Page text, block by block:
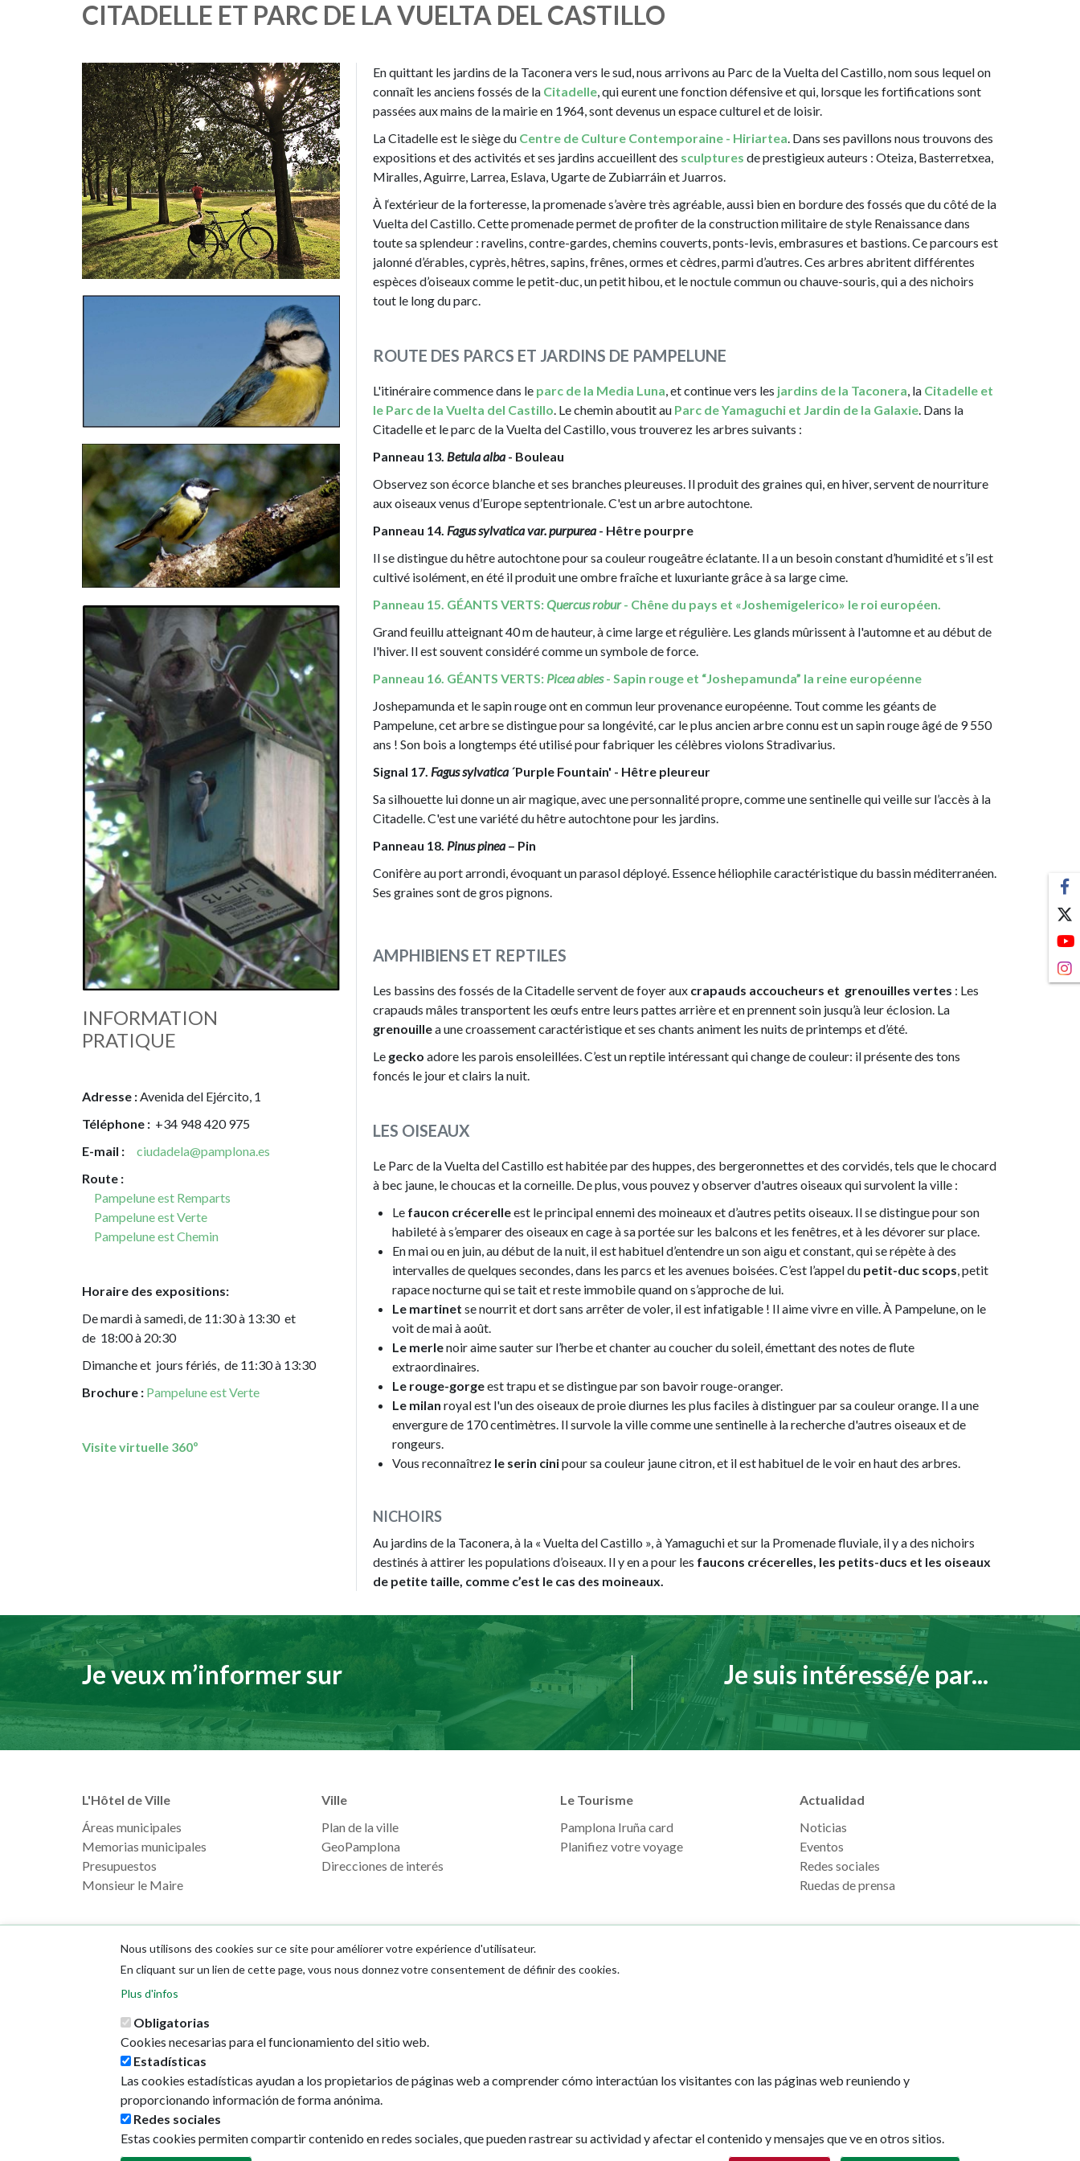
CITADELLE ET PARC DE LA VUELTA DEL CASTILLO
Imagen
Imagen
Imagen
INFORMATION
PRATIQUE
Adresse : Avenida del Ejército, 1
Téléphone : +34 948 420 975
E-mail :
ciudadela@pamplona.es
Route :
Pampelune est Remparts
Pampelune est Verte
Pampelune est Chemin
Horaire des expositions:
De mardi à samedi, de 11:30 à 13:30 et
de 18:00 à 20:30
Dimanche et jours fériés, de 11:30 à 13:30
Brochure : Pampelune est Verte
Visite virtuelle 360º
En quittant les jardins de la Taconera vers le sud, nous arrivons au Parc de la Vuelta del Castillo, nom sous lequel on
connaît les anciens fossés de la Citadelle, qui eurent une fonction défensive et qui, lorsque les fortifications sont
passées aux mains de la mairie en 1964, sont devenus un espace culturel et de loisir.
La Citadelle est le siège du Centre de Culture Contemporaine - Hiriartea. Dans ses pavillons nous trouvons des
expositions et des activités et ses jardins accueillent des sculptures de prestigieux auteurs : Oteiza, Basterretxea,
Miralles, Aguirre, Larrea, Eslava, Ugarte de Zubiarráin et Juarros.
À l‘extérieur de la forteresse, la promenade s’avère très agréable, aussi bien en bordure des fossés que du côté de la
Vuelta del Castillo. Cette promenade permet de profiter de la construction militaire de style Renaissance dans
toute sa splendeur : ravelins, contre-gardes, chemins couverts, ponts-levis, embrasures et bastions. Ce parcours est
jalonné d’érables, cyprès, hêtres, sapins, frênes, ormes et cèdres, parmi d’autres. Ces arbres abritent différentes
espèces d’oiseaux comme le petit-duc, un petit hibou, et le noctule commun ou chauve-souris, qui a des nichoirs
tout le long du parc.
ROUTE DES PARCS ET JARDINS DE PAMPELUNE
L'itinéraire commence dans le parc de la Media Luna, et continue vers les jardins de la Taconera, la Citadelle et
le Parc de la Vuelta del Castillo. Le chemin aboutit au Parc de Yamaguchi et Jardin de la Galaxie. Dans la
Citadelle et le parc de la Vuelta del Castillo, vous trouverez les arbres suivants :
Panneau 13. Betula alba - Bouleau
Observez son écorce blanche et ses branches pleureuses. Il produit des graines qui, en hiver, servent de nourriture
aux oiseaux venus d’Europe septentrionale. C'est un arbre autochtone.
Panneau 14. Fagus sylvatica var. purpurea - Hêtre pourpre
Il se distingue du hêtre autochtone pour sa couleur rougeâtre éclatante. Il a un besoin constant d’humidité et s’il est
cultivé isolément, en été il produit une ombre fraîche et luxuriante grâce à sa large cime.
Panneau 15. GÉANTS VERTS:Quercus robur- Chêne du pays et «Joshemigelerico» le roi européen.
Grand feuillu atteignant 40 m de hauteur, à cime large et régulière. Les glands mûrissent à l'automne et au début de
l'hiver. Il est souvent considéré comme un symbole de force.
Panneau 16. GÉANTS VERTS: Picea abies- Sapin rouge et “Joshepamunda” la reine européenne
Joshepamunda et le sapin rouge ont en commun leur provenance européenne. Tout comme les géants de
Pampelune, cet arbre se distingue pour sa longévité, car le plus ancien arbre connu est un sapin rouge âgé de 9 550
ans ! Son bois a longtemps été utilisé pour fabriquer les célèbres violons Stradivarius.
Signal 17. Fagus sylvatica ´Purple Fountain' - Hêtre pleureur
Sa silhouette lui donne un air magique, avec une personnalité propre, comme une sentinelle qui veille sur l’accès à la
Citadelle. C'est une variété du hêtre autochtone pour les jardins.
Panneau 18. Pinus pinea – Pin
Conifère au port arrondi, évoquant un parasol déployé. Essence héliophile caractéristique du bassin méditerranéen.
Ses graines sont de gros pignons.
AMPHIBIENS ET REPTILES
Les bassins des fossés de la Citadelle servent de foyer aux crapauds accoucheurs et grenouilles vertes : Les
crapauds mâles transportent les œufs entre leurs pattes arrière et en prennent soin jusqu’à leur éclosion. La
grenouillea une croassement caractéristique et ses chants animent les nuits de printemps et d’été.
Le gecko adore les parois ensoleillées. C’est un reptile intéressant qui change de couleur: il présente des tons
foncés le jour et clairs la nuit.
LES OISEAUX
Le Parc de la Vuelta del Castillo est habitée par des huppes, des bergeronnettes et des corvidés, tels que le chocard
à bec jaune, le choucas et la corneille. De plus, vous pouvez y observer d'autres oiseaux qui survolent la ville :
Le faucon crécerelleest le principal ennemi des moineaux et d’autres petits oiseaux. Il se distingue pour son
habileté à s’emparer des oiseaux en cage à sa portée sur les balcons et les fenêtres, et à les dévorer sur place.
En mai ou en juin, au début de la nuit, il est habituel d’entendre un son aigu et constant, qui se répète à des
intervalles de quelques secondes, dans les parcs et les avenues boisées. C’est l’appel du petit-duc scops, petit
rapace nocturne qui se tait et reste immobile quand on s’approche de lui.
Le martinet se nourrit et dort sans arrêter de voler, il est infatigable ! Il aime vivre en ville. À Pampelune, on le
voit de mai à août.
Le merlenoir aime sauter sur l’herbe et chanter au coucher du soleil, émettant des notes de flute
extraordinaires.
Le rouge-gorgeest trapu et se distingue par son bavoir rouge-oranger.
Le milan royal est l'un des oiseaux de proie diurnes les plus faciles à distinguer par sa couleur orange. Il a une
envergure de 170 centimètres. Il survole la ville comme une sentinelle à la recherche d'autres oiseaux et de
rongeurs.
Vous reconnaîtrez le serin cinipour sa couleur jaune citron, et il est habituel de le voir en haut des arbres.
NICHOIRS
Au jardins de la Taconera, à la « Vuelta del Castillo », à Yamaguchi et sur la Promenade fluviale, il y a des nichoirs
destinés à attirer les populations d’oiseaux. Il y en a pour les faucons crécerelles, les petits-ducs et les oiseaux
de petite taille, comme c’est le cas des moineaux.
Je veux m’informer sur Je suis intéressé/e par...
L'Hôtel de Ville
Áreas municipales
Memorias municipales
Presupuestos
Monsieur le Maire
Ville
Plan de la ville
GeoPamplona
Direcciones de interés
Le Tourisme
Pamplona Iruña card
Planifiez votre voyage
Actualidad
Noticias
Eventos
Redes sociales
Ruedas de prensa
31001 - Pamplona
Política de privacidad
Nous utilisons des cookies sur ce site pour améliorer votre expérience d'utilisateur.
En cliquant sur un lien de cette page, vous nous donnez votre consentement de définir des cookies.
Plus d'infos
Obligatorias
Cookies necesarias para el funcionamiento del sitio web.
Estadísticas
Las cookies estadísticas ayudan a los propietarios de páginas web a comprender cómo interactúan los visitantes con las páginas web reuniendo y
proporcionando información de forma anónima.
Redes sociales
Estas cookies permiten compartir contenido en redes sociales, que pueden rastrear su actividad y afectar el contenido y mensajes que ve en otros sitios.